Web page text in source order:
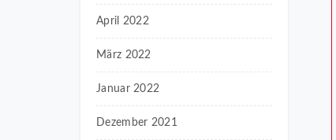
April 2022
März 2022
Januar 2022
Dezember 2021